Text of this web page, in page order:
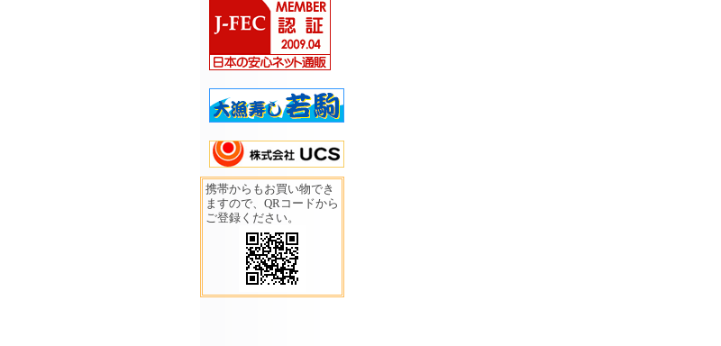
携帯からもお買い物でき
ますので、QRコードから
ご登録ください。